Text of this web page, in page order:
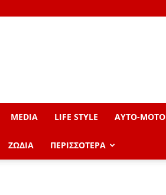
MEDIA LIFE STYLE AYTO-ΜOTO
ΖΩΔΙΑ ΠΕΡΙΣΣΟΤΕΡΑ